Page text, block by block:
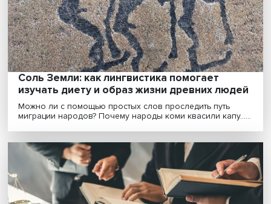
Соль Земли: как лингвистика помогает
изучать диету и образ жизни древних
Можно ли с помощью простых слов проследить путь
миграции народов? Почему народы коми квасили